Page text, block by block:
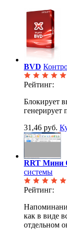
BVD
Рейтинг:
Блокирует
генерирует
31,46 руб.
RRT Мини
системы
Рейтинг:
как в виде
отдельном